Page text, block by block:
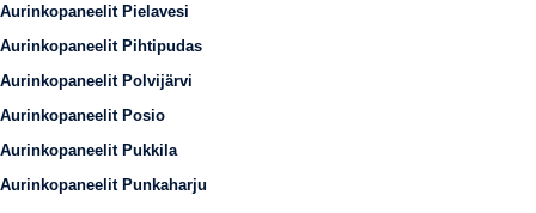
Aurinkopaneelit Pielavesi
Aurinkopaneelit Pihtipudas
Aurinkopaneelit Polvijärvi
Aurinkopaneelit Posio
Aurinkopaneelit Pukkila
Aurinkopaneelit Punkaharju